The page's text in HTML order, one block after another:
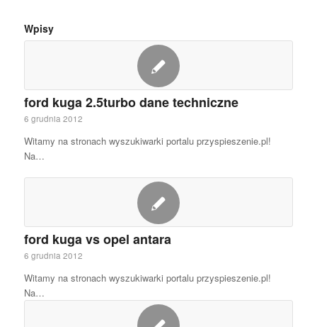
Wpisy
ford kuga 2.5turbo dane techniczne
6 grudnia 2012
Witamy na stronach wyszukiwarki portalu przyspieszenie.pl!
Na…
ford kuga vs opel antara
6 grudnia 2012
Witamy na stronach wyszukiwarki portalu przyspieszenie.pl!
Na…